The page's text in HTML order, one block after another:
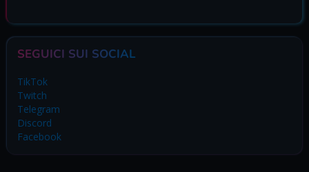
SEGUICI SUI SOCIAL
TikTok
Twitch
Telegram
Discord
Facebook